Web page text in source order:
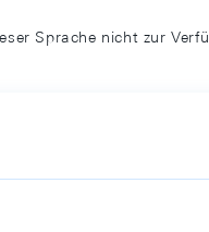
Sprache nicht zur